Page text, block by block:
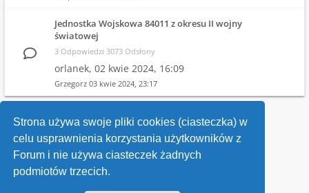
Strona używa swoje pliki cookies (ciasteczka) w
celu usprawnienia korzystania użytkowników z
Forum i nie używa ciasteczek żadnych
podmiotów trzecich.
Jednostka Wojskowa 84011 z okresu II wojny
światowej
3 Odpowiedzi 3073 Odsłony
orlanek, 02 kwie 2024, 16:09
Grzegorz 03 kwie 2024, 23:17
1 2 3 4
Wróć do wykazu forów